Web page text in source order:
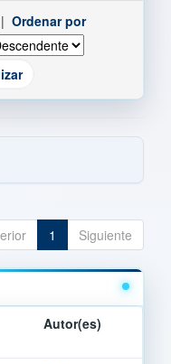
| Ordenar por
1 Siguiente
Autor(es)